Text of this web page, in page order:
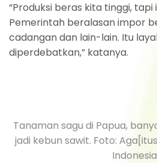
“Produksi beras kita tinggi, tapi
Pemerintah beralasan impor
cadangan dan lain-lain. Itu
diperdebatkan,” katanya.
Tanaman sagu di Papua,
jadi kebun sawit. Foto:
Indonesia